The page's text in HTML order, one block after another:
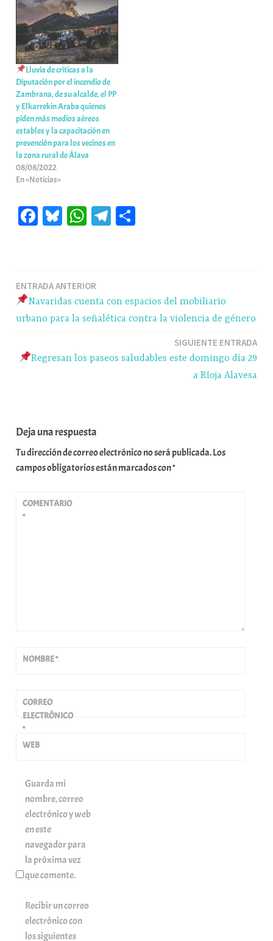
Lluvia de críticas a la
Diputación por el incendio de
Zambrana, de su alcalde, el PP
y Elkarrekin Araba quienes
piden más medios aéreos
estables y la capacitación en
prevención para los vecinos en
la zona rural de Álava
08/08/2022
En «Noticias»
Fa Bl W
pp
Te
m rti
r
Navegación
de
ENTRADA ANTERIOR
Navaridas cuenta con espacios del mobiliario
urbano para la señalética contra la violencia de género
SIGUIENTE ENTRADA
Regresan los paseos saludables este domingo día 29
a Ríoja Alavesa
Deja una respuesta
Tu dirección de correo electrónico no será publicada.Los
campos obligatorios están marcados con*
COMENTARIO
*
NOMBRE*
CORREO
ELECTRÓNICO
*
WEB
Guarda mi
nombre, correo
electrónico y web
en este
navegador para
la próxima vez
que comente.
Recibir un correo
electrónico con
los siguientes